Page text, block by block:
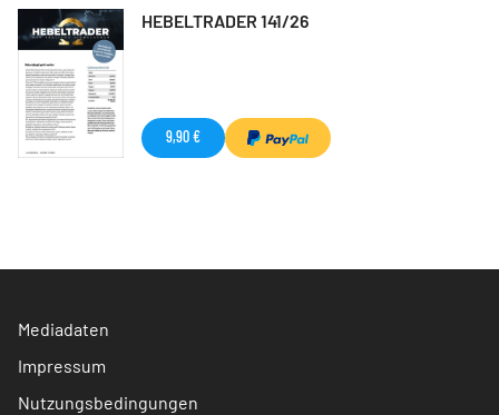
HEBELTRADER 141/26
9,90 €
Mediadaten
Impressum
Nutzungsbedingungen